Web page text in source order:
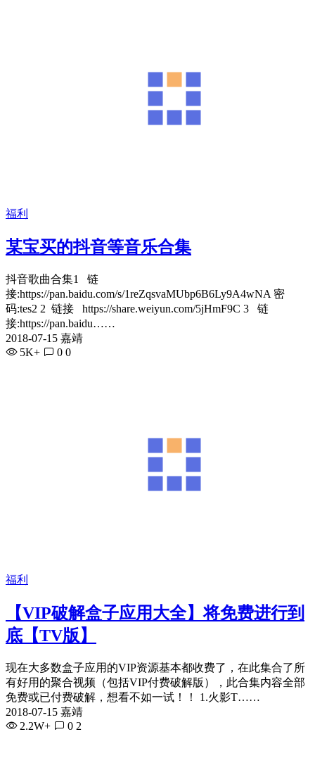
福利
某宝买的抖音等音乐合集
抖音歌曲合集1 链
接:https://pan.baidu.com/s/1reZqsvaMUbp6B6Ly9A4wNA 密
码:tes2 2 链接 https://share.weiyun.com/5jHmF9C 3 链
接:https://pan.baidu……
2018-07-15 嘉靖
5K+
0 0
福利
【VIP破解盒子应用大全】将免费进行到
底【TV版】
现在大多数盒子应用的VIP资源基本都收费了，在此集合了所
有好用的聚合视频（包括VIP付费破解版），此合集内容全部
免费或已付费破解，想看不如一试！！ 1.火影T……
2018-07-15 嘉靖
2.2W+
0 2